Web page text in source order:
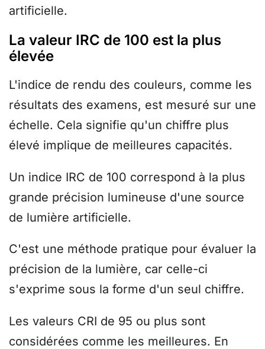
artificielle.
La valeur IRC de 100 est la plus
élevée
L'indice de rendu des couleurs, comme les
résultats des examens, est mesuré sur une
échelle. Cela signifie qu'un chiffre plus
élevé implique de meilleures capacités.
Un indice IRC de 100 correspond à la plus
grande précision lumineuse d'une source
de lumière artificielle.
C'est une méthode pratique pour évaluer la
précision de la lumière, car celle-ci
s'exprime sous la forme d'un seul chiffre.
Les valeurs CRI de 95 ou plus sont
considérées comme les meilleures. En